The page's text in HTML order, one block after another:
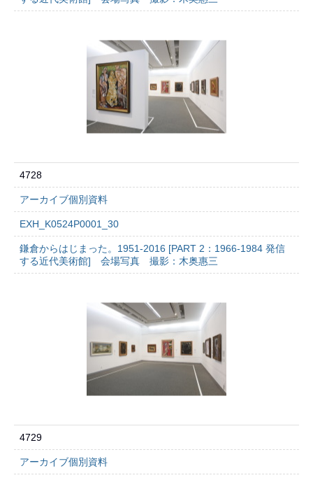
4728
アーカイブ個別資料
EXH_K0524P0001_30
鎌倉からはじまった。1951-2016 [PART 2：1966-1984 発信
する近代美術館] 会場写真 撮影：木奥惠三
4729
アーカイブ個別資料